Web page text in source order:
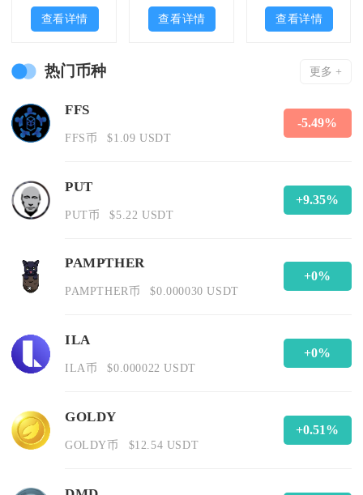
查看详情
查看详情
查看详情
热门币种 更多 +
FFS
FFS币 $1.09 USDT
-5.49%
PUT
PUT币 $5.22 USDT
+9.35%
PAMPTHER
PAMPTHER币 $0.000030 USDT
+0%
ILA
ILA币 $0.000022 USDT
+0%
GOLDY
GOLDY币 $12.54 USDT
+0.51%